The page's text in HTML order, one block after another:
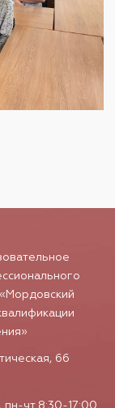
66
пн-чт 8:30-17:00